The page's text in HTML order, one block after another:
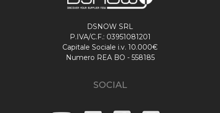
DSNOW SRL
P.IVA/C.F.: 03951081201
Capitale Sociale i.v. 10.000€
Numero REA BO - 558185
SOCIAL